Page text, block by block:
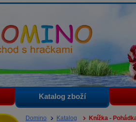
s hračkami
Katalog zboží
Domino Katalog Knížka -